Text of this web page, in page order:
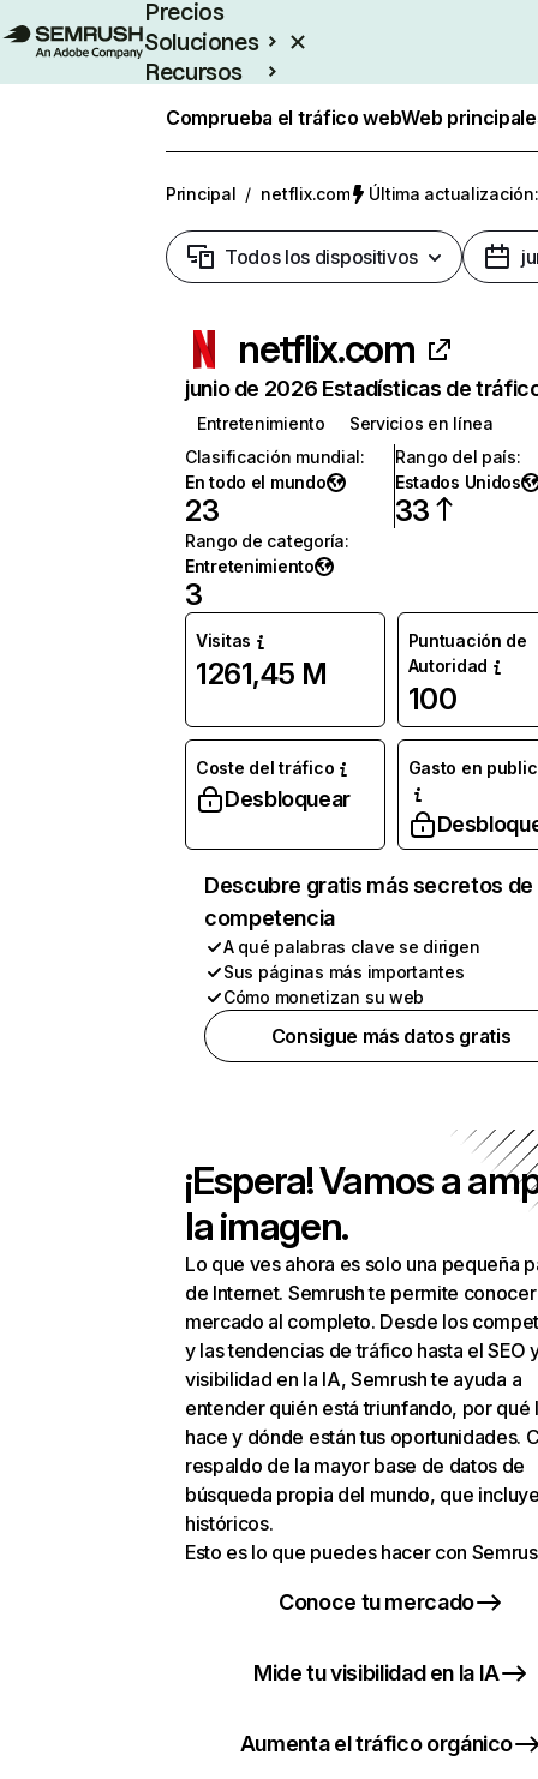
Precios
Soluciones
Recursos
Comprueba el tráfico webWeb
Principal / netflix.com Última
Todos los dispositivos
netflix.com
junio de 2026 Estadísticas de
Entretenimiento
Servicios en línea
Clasificación mundial:
En todo el mundo
23
Rango del país:
Estados Unidos
33
Rango de categoría:
Entretenimiento
3
Visitas
1261,45 M
Puntuación de
Autoridad
100
Coste del tráfico
Desbloquear
Gasto en
Descubre gratis más secretos de
competencia
A qué palabras clave se dirigen
Sus páginas más importantes
Cómo monetizan su web
Consigue más datos gratis
¡Espera! Vamos a
la imagen.
Lo que ves ahora es solo una pequeña
de Internet. Semrush te permite
mercado al completo. Desde los
y las tendencias de tráfico hasta el SEO
visibilidad en la IA, Semrush te ayuda a
entender quién está triunfando, por qué
hace y dónde están tus oportunidades.
respaldo de la mayor base de datos de
búsqueda propia del mundo, que
históricos.
Esto es lo que puedes hacer con
Conoce tu mercado
Mide tu visibilidad en la IA
Aumenta el tráfico orgánico